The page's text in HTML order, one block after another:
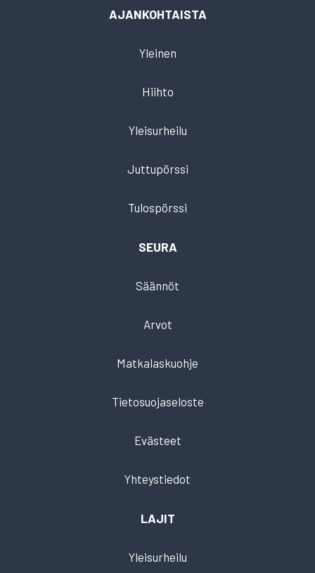
AJANKOHTAISTA
Yleinen
Hiihto
Yleisurheilu
Juttupörssi
Tulospörssi
SEURA
Säännöt
Arvot
Matkalaskuohje
Tietosuojaseloste
Evästeet
Yhteystiedot
LAJIT
Yleisurheilu